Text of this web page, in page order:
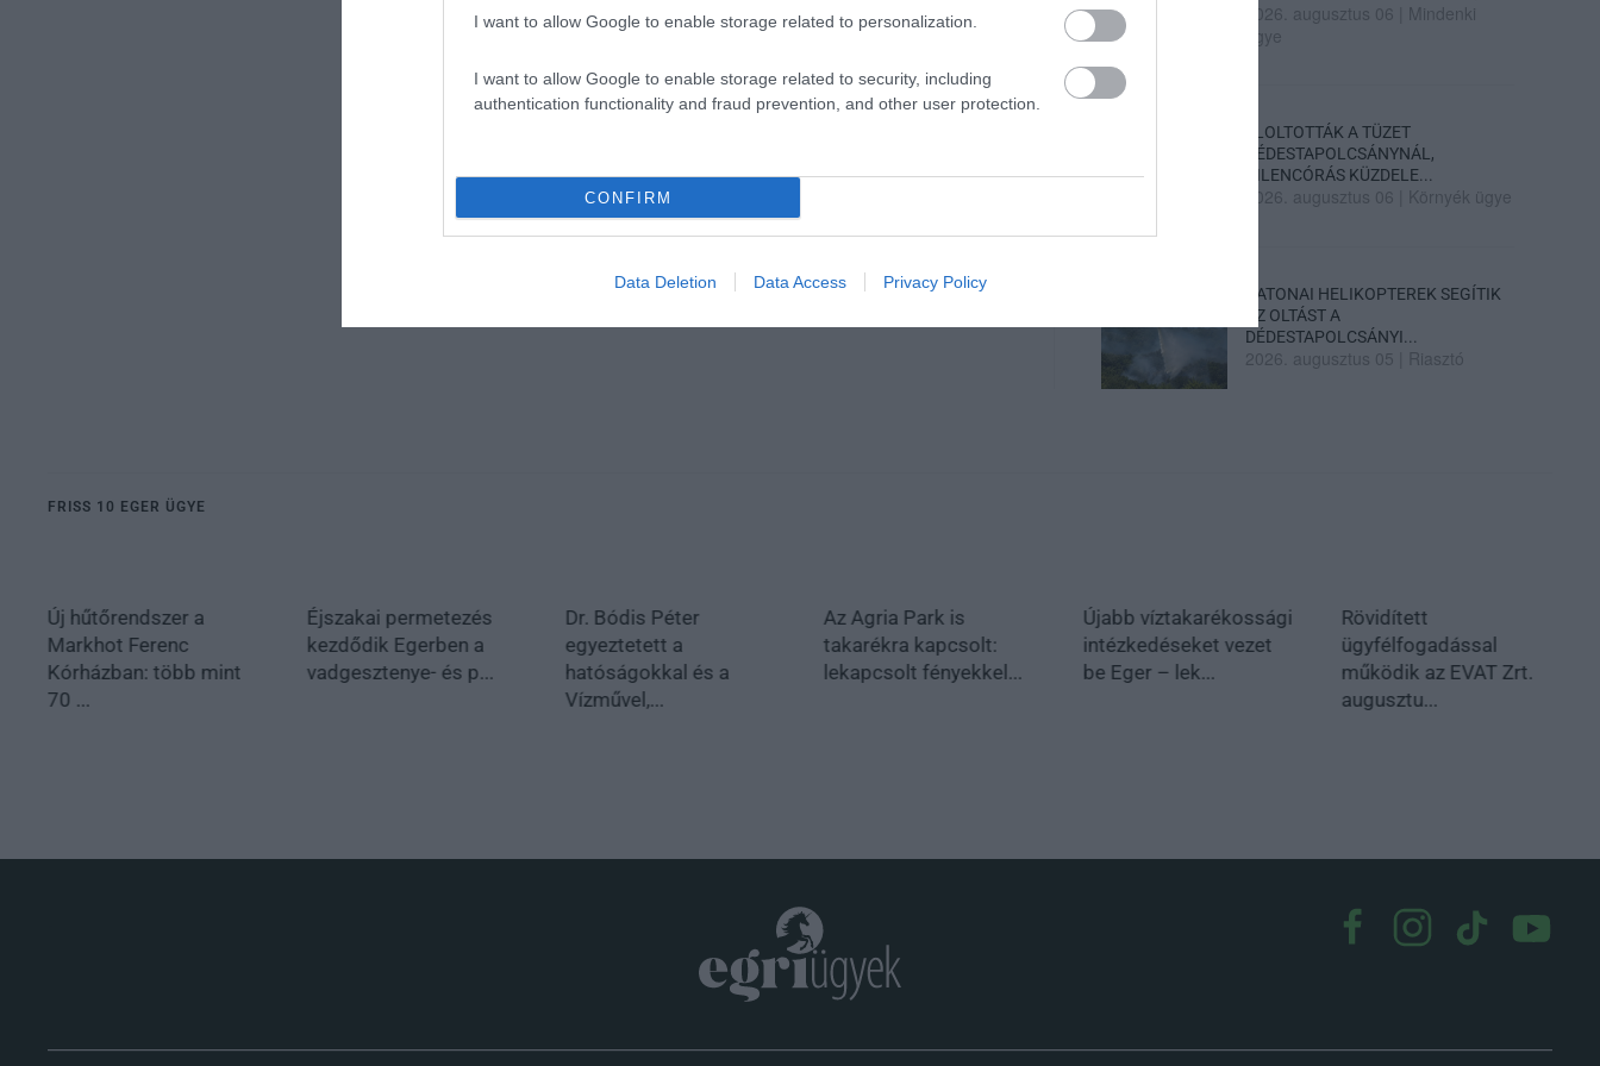
I want to allow Google to enable storage related to personalization.
I want to allow Google to enable storage related to security, including
authentication functionality and fraud prevention, and other user protection.
CONFIRM
Data Deletion Data Access Privacy Policy
2026. augusztus 06
Mindenki
ügye
ELOLTOTTÁK A TÜZET
DÉDESTAPOLCSÁNYNÁL,
KILENCÓRÁS KÜZDELE...
2026. augusztus 06 Környék ügye
KATONAI HELIKOPTEREK SEGÍTIK
AZ OLTÁST A
DÉDESTAPOLCSÁNYI...
2026. augusztus 05 Riasztó
FRISS 10 EGER ÜGYE
Új hűtőrendszer a
Markhot Ferenc
Kórházban: több mint
70 ...
Éjszakai permetezés
kezdődik Egerben a
vadgesztenye- és p...
Dr. Bódis Péter
egyeztetett a
hatóságokkal és a
Vízművel,...
Az Agria Park is
takarékra kapcsolt:
lekapcsolt fényekkel...
Újabb víztakarékossági
intézkedéseket vezet
be Eger – lek...
Rövidített
ügyfélfogadással
működik az EVAT Zrt.
augusztu...